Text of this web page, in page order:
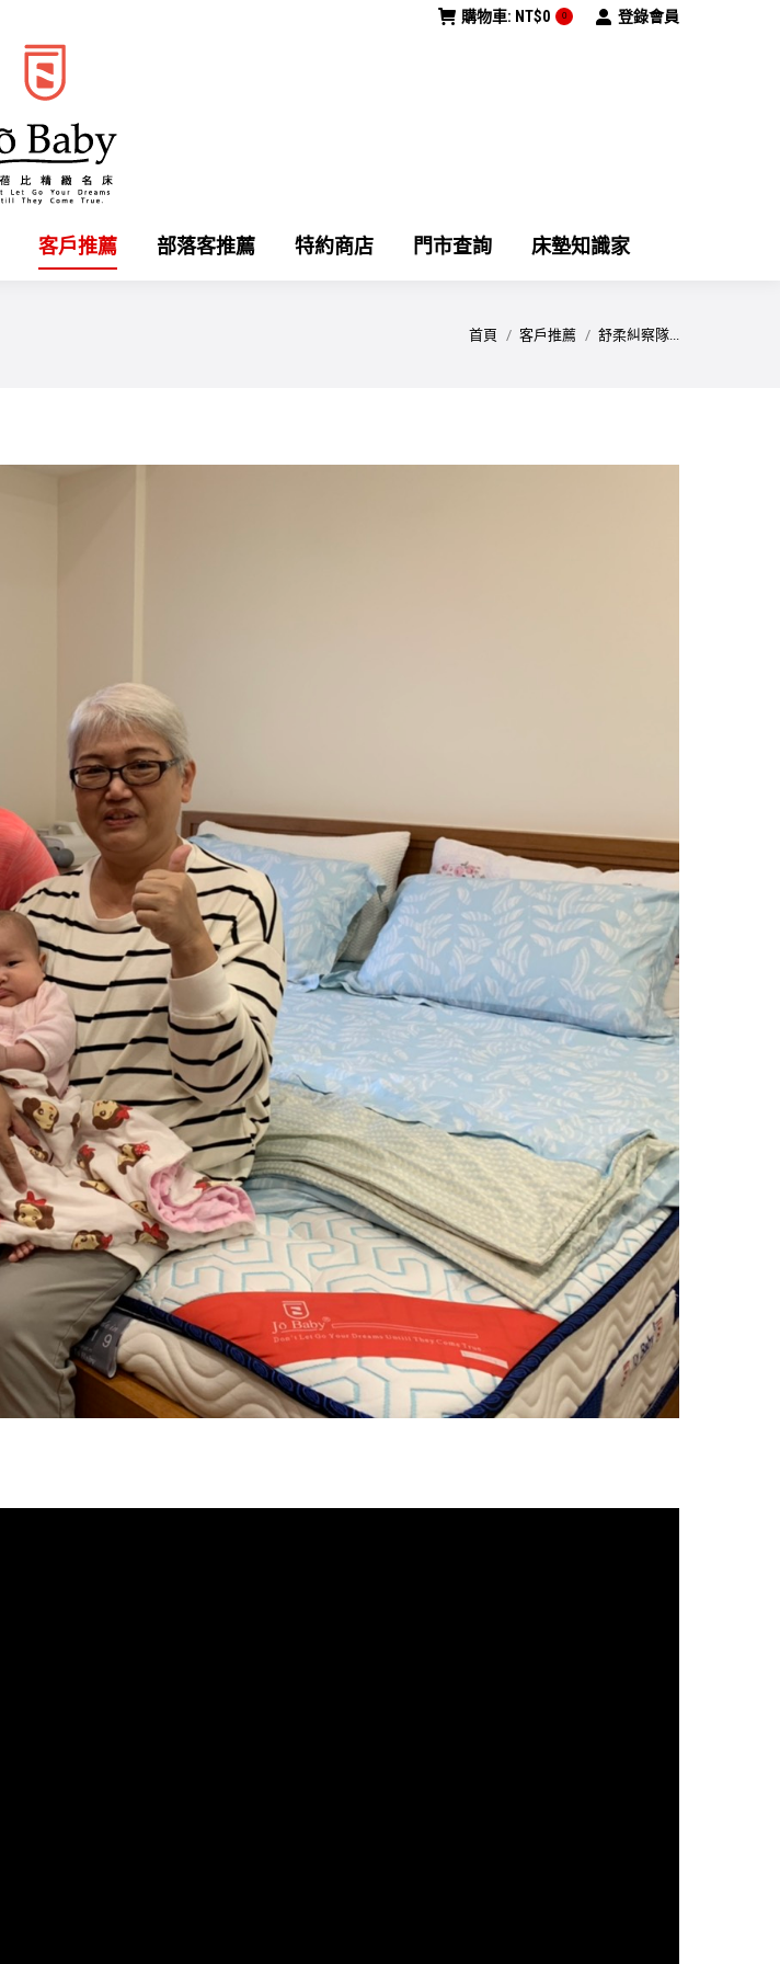
購物車: NT$0 0 登錄會員
客戶推薦 部落客推薦 特約商店 門市查詢 床墊知識家
您在這裡：
首頁 客戶推薦 舒柔糾察隊...